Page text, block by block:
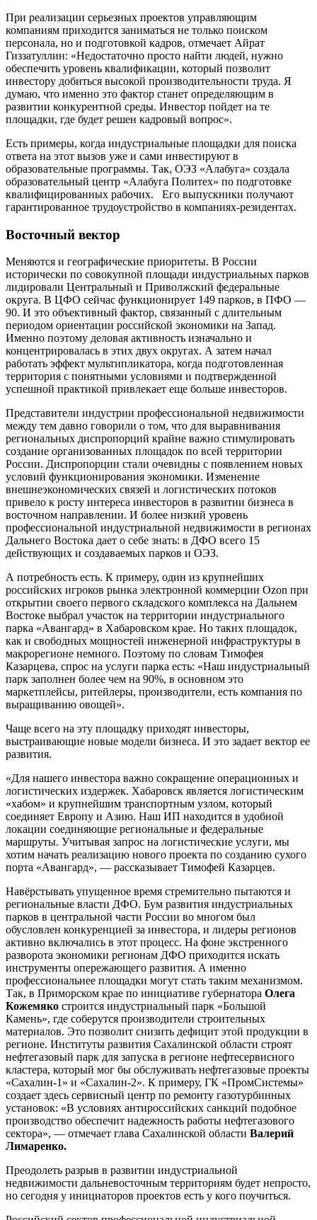
При реализации серьезных проектов управляющим
компаниям приходится заниматься не только поиском
персонала, но и подготовкой кадров, отмечает Айрат
Гиззатуллин: «Недостаточно просто найти людей, нужно
обеспечить уровень квалификации, который позволит
инвестору добиться высокой производительности труда. Я
думаю, что именно это фактор станет определяющим в
развитии конкурентной среды. Инвестор пойдет на те
площадки, где будет решен кадровый вопрос».
Есть примеры, когда индустриальные площадки для поиска
ответа на этот вызов уже и сами инвестируют в
образовательные программы. Так, ОЭЗ «Алабуга» создала
образовательный центр «Алабуга Политех» по подготовке
квалифицированных рабочих. Его выпускники получают
гарантированное трудоустройство в компаниях-резидентах.
Восточный вектор
Меняются и географические приоритеты. В России
исторически по совокупной площади индустриальных парков
лидировали Центральный и Приволжский федеральные
округа. В ЦФО сейчас функционирует 149 парков, в ПФО —
90. И это объективный фактор, связанный с длительным
периодом ориентации российской экономики на Запад.
Именно поэтому деловая активность изначально и
концентрировалась в этих двух округах. А затем начал
работать эффект мультипликатора, когда подготовленная
территория с понятными условиями и подтвержденной
успешной практикой привлекает еще больше инвесторов.
Представители индустрии профессиональной недвижимости
между тем давно говорили о том, что для выравнивания
региональных диспропорций крайне важно стимулировать
создание организованных площадок по всей территории
России. Диспропорции стали очевидны с появлением новых
условий функционирования экономики. Изменение
внешнеэкономических связей и логистических потоков
привело к росту интереса инвесторов в развитии бизнеса в
восточном направлении. И более низкий уровень
профессиональной индустриальной недвижимости в регионах
Дальнего Востока дает о себе знать: в ДФО всего 15
действующих и создаваемых парков и ОЭЗ.
А потребность есть. К примеру, один из крупнейших
российских игроков рынка электронной коммерции Ozon при
открытии своего первого складского комплекса на Дальнем
Востоке выбрал участок на территории индустриального
парка «Авангард» в Хабаровском крае. Но таких площадок,
как и свободных мощностей инженерной инфраструктуры в
макрорегионе немного. Поэтому по словам Тимофея
Казарцева, спрос на услуги парка есть: «Наш индустриальный
парк заполнен более чем на 90%, в основном это
маркетплейсы, ритейлеры, производители, есть компания по
выращиванию овощей».
Чаще всего на эту площадку приходят инвесторы,
выстраивающие новые модели бизнеса. И это задает вектор ее
развития.
«Для нашего инвестора важно сокращение операционных и
логистических издержек. Хабаровск является логистическим
«хабом» и крупнейшим транспортным узлом, который
соединяет Европу и Азию. Наш ИП находится в удобной
локации соединяющие региональные и федеральные
маршруты. Учитывая запрос на логистические услуги, мы
хотим начать реализацию нового проекта по созданию сухого
порта «Авангард», — рассказывает Тимофей Казарцев.
Навёрстывать упущенное время стремительно пытаются и
региональные власти ДФО. Бум развития индустриальных
парков в центральной части России во многом был
обусловлен конкуренцией за инвестора, и лидеры регионов
активно включались в этот процесс. На фоне экстренного
разворота экономики регионам ДФО приходится искать
инструменты опережающего развития. А именно
профессиональнее площадки могут стать таким механизмом.
Так, в Приморском крае по инициативе губернатора Олега
Кожемяко строится индустриальный парк «Большой
Камень», где соберутся производители строительных
материалов. Это позволит снизить дефицит этой продукции в
регионе. Институты развития Сахалинской области строят
нефтегазовый парк для запуска в регионе нефтесервисного
кластера, который мог бы обслуживать нефтегазовые проекты
«Сахалин-1» и «Сахалин-2». К примеру, ГК «ПромСистемы»
создает здесь сервисный центр по ремонту газотурбинных
установок: «В условиях антироссийских санкций подобное
производство обеспечит надежность работы нефтегазового
сектора», — отмечает глава Сахалинской области Валерий
Лимаренко.
Преодолеть разрыв в развитии индустриальной
недвижимости дальневосточным территориям будет непросто,
но сегодня у инициаторов проектов есть у кого поучиться.